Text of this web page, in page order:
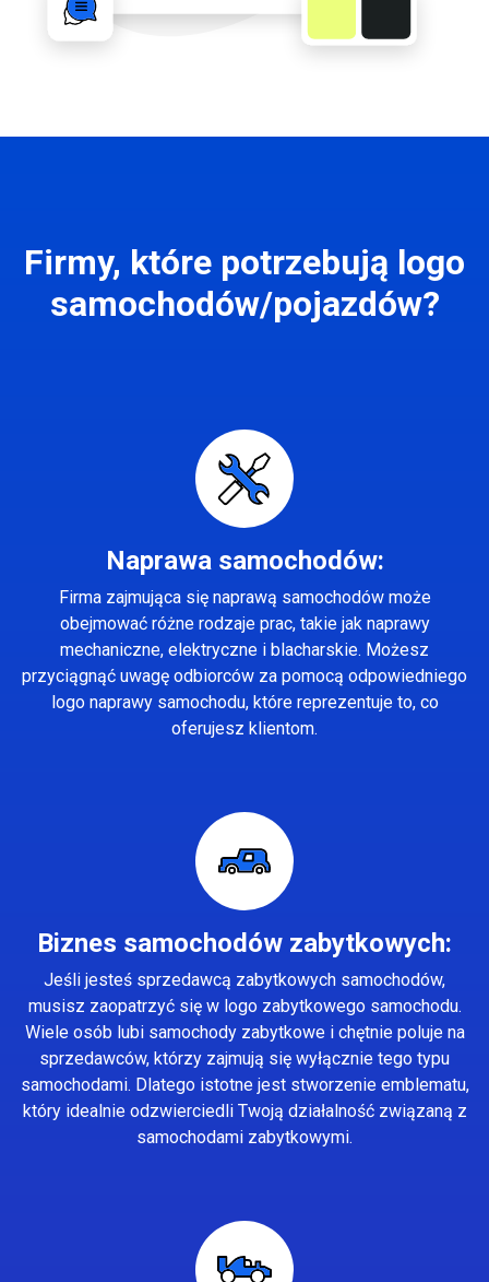
Firmy, które potrzebują logo
samochodów/pojazdów?
Naprawa samochodów:
Firma zajmująca się naprawą samochodów może
obejmować różne rodzaje prac, takie jak naprawy
mechaniczne, elektryczne i blacharskie. Możesz
przyciągnąć uwagę odbiorców za pomocą odpowiedniego
logo naprawy samochodu, które reprezentuje to, co
oferujesz klientom.
Biznes samochodów zabytkowych:
Jeśli jesteś sprzedawcą zabytkowych samochodów,
musisz zaopatrzyć się w logo zabytkowego samochodu.
Wiele osób lubi samochody zabytkowe i chętnie poluje na
sprzedawców, którzy zajmują się wyłącznie tego typu
samochodami. Dlatego istotne jest stworzenie emblematu,
który idealnie odzwierciedli Twoją działalność związaną z
samochodami zabytkowymi.